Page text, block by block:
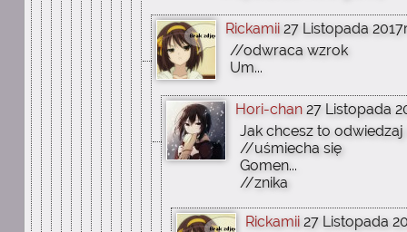
Rickamii 27 Listopada
//odwraca wzrok
Um...
Hori-chan 27 Listopada
Jak chcesz to odwiedzaj
//uśmiecha się
Gomen...
//znika
Rickamii 27 Listopada